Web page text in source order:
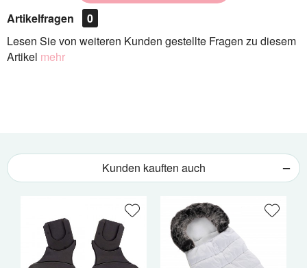
Artikelfragen
0
Lesen Sie von weiteren Kunden gestellte Fragen zu diesem
Artikel mehr
Kunden kauften auch